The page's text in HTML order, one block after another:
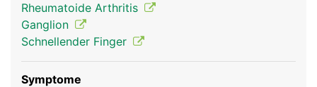
Rheumatoide Arthritis
Ganglion
Schnellender Finger
Symptome